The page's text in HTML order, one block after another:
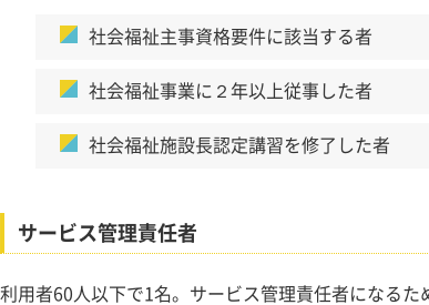
社会福祉主事資格要件に該当する者
社会福祉事業に２年以上従事した者
社会福祉施設長認定講習を修了した者
サービス管理責任者
利用者60人以下で1名。サービス管理責任者になる